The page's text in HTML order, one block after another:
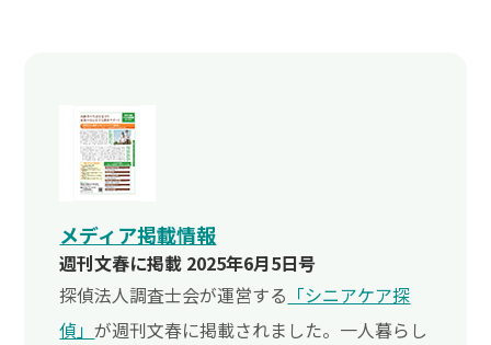
メディア掲載情報
週刊文春に掲載 2025年6月5日号
探偵法人調査士会が運営する 「シニアケア探
偵」が週刊文春に掲載されました。一人暮らし